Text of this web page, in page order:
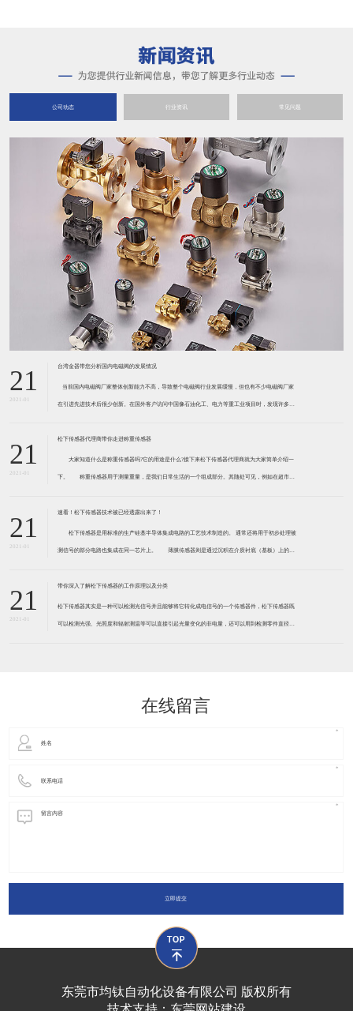
公司动态 行业资讯 常见问题
21
2021-01
台湾金器带您分析国内电磁阀的发展情况
​ 当前国内电磁阀厂家整体创新能力不高，导致整个电磁阀行业发展缓慢，但也有不少电磁阀厂家
在引进先进技术后很少创新。在国外客户访问中国像石油化工、电力等重工业项目时，发现许多项
21
2021-01
松下传感器代理商带你走进称重传感器
大家知道什么是称重传感器吗?它的用途是什么?接下来松下传感器代理商就为大家简单介绍一
下。 称重传感器用于测量重量，是我们日常生活的一个组成部分。其随处可见，例如在超市柜
带有应变片的弹性体组成。弹性体通常由钢
21
2021-01
速看！松下传感器技术被已经透露出来了！
松下传感器是用标准的生产硅基半导体集成电路的工艺技术制造的。 通常还将用于初步处理被
测信号的部分电路也集成在同一芯片上。 薄膜传感器则是通过沉积在介质衬底（基板）上的，
器是利用相应材料的浆料，涂覆在陶瓷基片上
21
2021-01
带你深入了解松下传感器的工作原理以及分类
松下传感器其实是一种可以检测光信号并且能够将它转化成电信号的一个传感器件，松下传感器既
可以检测光强、光照度和辐射测温等可以直接引起光量变化的非电量，还可以用到检测零件直径、
在线留言
立即提交
东莞市均钛自动化设备有限公司 版权所有